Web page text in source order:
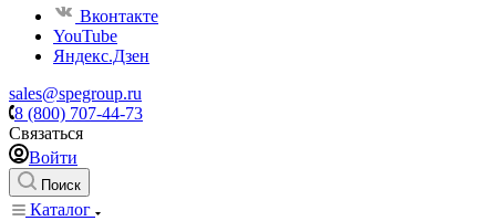
Вконтакте
YouTube
Яндекс.Дзен
sales@spegroup.ru
8 (800) 707-44-73
Связаться
Войти
Поиск
Каталог